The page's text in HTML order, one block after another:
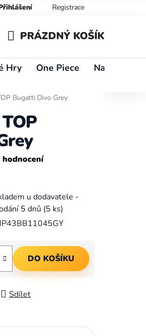
Registrace
KOŠÍK
PRÁZDNÝ KOŠÍK
Hry One Piece Naruto
Bugatti Divo Grey
u dodavatele -
5 dnů (5 ks)
DO KOŠÍKU
Sdílet